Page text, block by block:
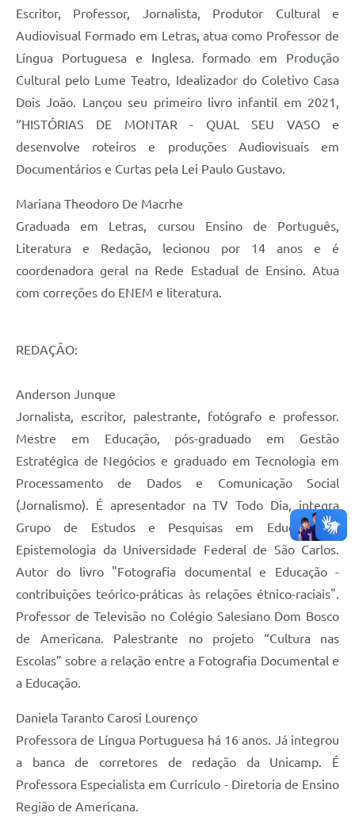
Escritor, Professor, Jornalista, Produtor Cultural e
Audiovisual Formado em Letras, atua como Professor de
Língua Portuguesa e Inglesa. formado em Produção
Cultural pelo Lume Teatro, Idealizador do Coletivo Casa
Dois João. Lançou seu primeiro livro infantil em 2021,
“HISTÓRIAS DE MONTAR - QUAL SEU VASO e
desenvolve roteiros e produções Audiovisuais em
Documentários e Curtas pela Lei Paulo Gustavo.
Mariana Theodoro De Macrhe
Graduada em Letras, cursou Ensino de Português,
Literatura e Redação, lecionou por 14 anos e é
coordenadora geral na Rede Estadual de Ensino. Atua
com correções do ENEM e literatura.
REDAÇÃO:
Anderson Junque
Jornalista, escritor, palestrante, fotógrafo e professor.
Mestre em Educação, pós-graduado em Gestão
Estratégica de Negócios e graduado em Tecnologia em
Processamento de Dados e Comunicação Social
(Jornalismo). É apresentador na TV Todo Dia, integra
Grupo de Estudos e Pesquisas em Educação e
Epistemologia da Universidade Federal de São Carlos.
Autor do livro "Fotografia documental e Educação -
contribuições teórico-práticas às relações étnico-raciais".
Professor de Televisão no Colégio Salesiano Dom Bosco
de Americana. Palestrante no projeto “Cultura nas
Escolas” sobre a relação entre a Fotografia Documental e
a Educação.
Daniela Taranto Carosi Lourenço
Professora de Língua Portuguesa há 16 anos. Já integrou
a banca de corretores de redação da Unicamp. É
Professora Especialista em Currículo - Diretoria de Ensino
Região de Americana.